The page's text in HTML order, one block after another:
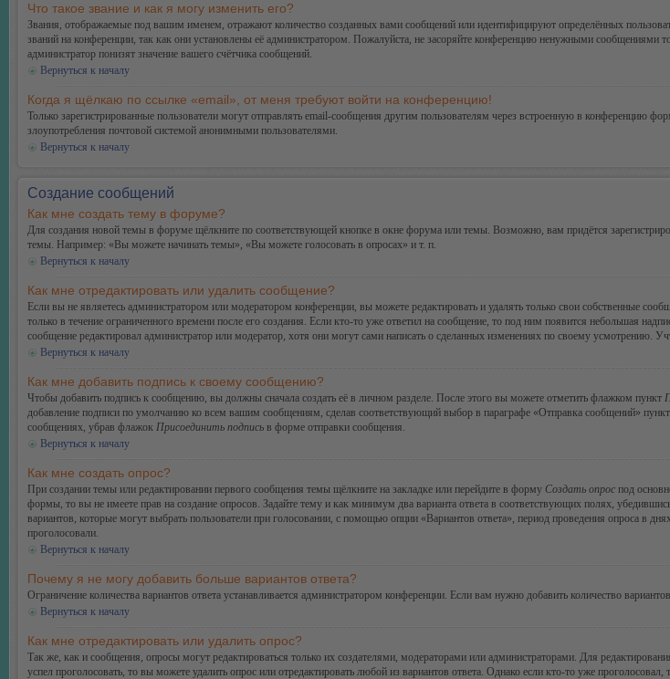
Что такое звание и как я могу изменить его?
Звания, отображаемые под вашим именем, отражают количество созданных вами сообщений или идентифицируют определённых
званий на конференции, так как они установлены её администратором. Пожалуйста, не засоряйте конференцию ненужными сообщениями
администратор понизят значение вашего счётчика сообщений.
Вернуться к началу
Когда я щёлкаю по ссылке «email», от меня требуют войти на конференцию!
Только зарегистрированные пользователи могут отправлять email-сообщения другим пользователям через встроенную в конференцию
злоупотребления почтовой системой анонимными пользователями.
Вернуться к началу
Создание сообщений
Как мне создать тему в форуме?
Для создания новой темы в форуме щёлкните по соответствующей кнопке в окне форума или темы. Возможно, вам придётся
темы. Например: «Вы можете начинать темы», «Вы можете голосовать в опросах» и т. п.
Вернуться к началу
Как мне отредактировать или удалить сообщение?
Если вы не являетесь администратором или модератором конференции, вы можете редактировать и удалять только свои собственные
только в течение ограниченного времени после его создания. Если кто-то уже ответил на сообщение, то под ним появится небольшая
сообщение редактировал администратор или модератор, хотя они могут сами написать о сделанных изменениях по своему усмотрению.
Вернуться к началу
Как мне добавить подпись к своему сообщению?
Чтобы добавить подпись к сообщению, вы должны сначала создать её в личном разделе. После этого вы можете отметить флажком пункт
добавление подписи по умолчанию ко всем вашим сообщениям, сделав соответствующий выбор в параграфе «Отправка сообщений»
сообщениях, убрав флажок Присоединить подпись в форме отправки сообщения.
Вернуться к началу
Как мне создать опрос?
При создании темы или редактировании первого сообщения темы щёлкните на закладке или перейдите в форму Создать опрос под
формы, то вы не имеете прав на создание опросов. Задайте тему и как минимум два варианта ответа в соответствующих полях,
вариантов, которые могут выбрать пользователи при голосовании, с помощью опции «Вариантов ответа», период проведения опроса в
проголосовали.
Вернуться к началу
Почему я не могу добавить больше вариантов ответа?
Ограничение количества вариантов ответа устанавливается администратором конференции. Если вам нужно добавить количество
Вернуться к началу
Как мне отредактировать или удалить опрос?
Так же, как и сообщения, опросы могут редактироваться только их создателями, модераторами или администраторами. Для
успел проголосовать, то вы можете удалить опрос или отредактировать любой из вариантов ответа. Однако если кто-то уже